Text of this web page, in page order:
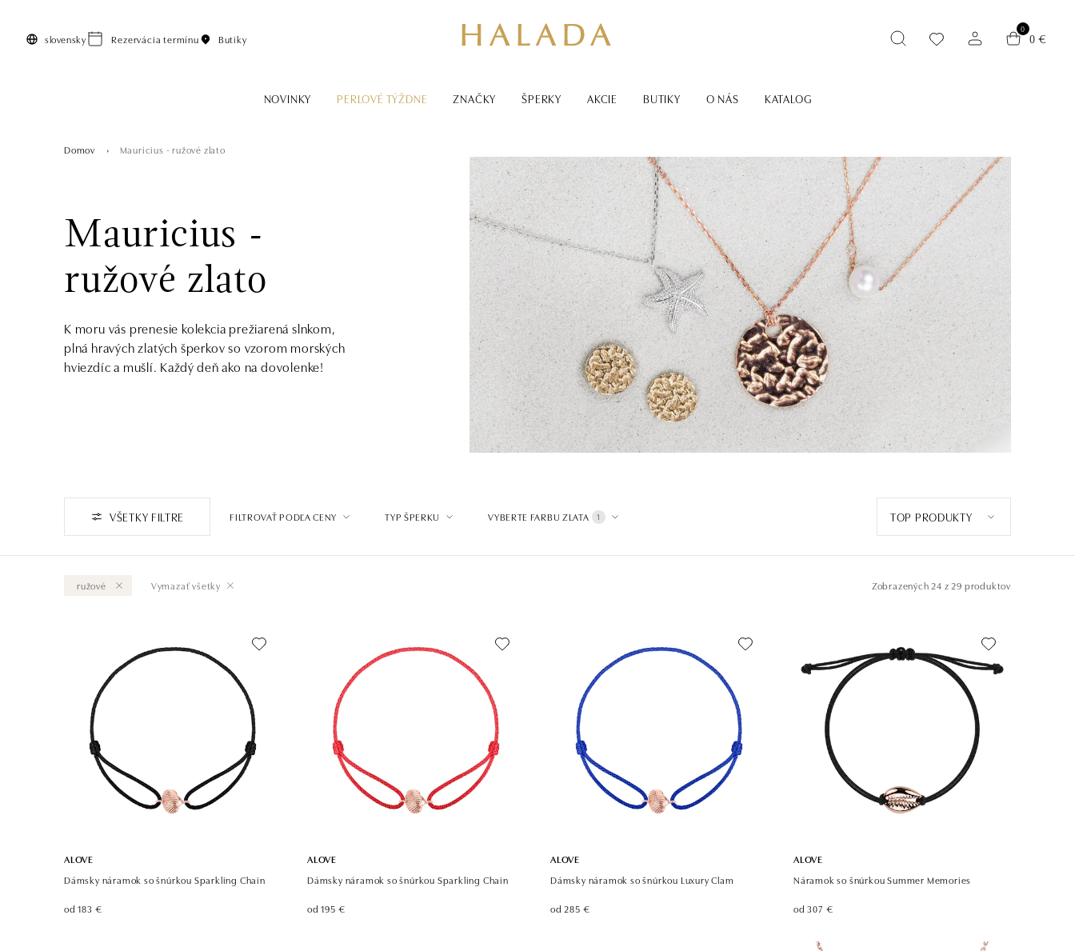
slovensky Rezervácia termínu Butiky
0
0 €
NOVINKY PERLOVÉ TÝŽDNE ZNAČKY ŠPERKY AKCIE BUTIKY O NÁS KATALOG
Domov Mauricius - ružové zlato
Mauricius -
ružové zlato
K moru vás prenesie kolekcia prežiarená slnkom,
plná hravých zlatých šperkov so vzorom morských
hviezdíc a mušlí. Každý deň ako na dovolenke!
VŠETKY FILTRE FILTROVAŤ PODĽA CENY TYP ŠPERKU VYBERTE FARBU ZLATA 1 TOP PRODUKTY
ružové Vymazať všetky Zobrazených24 z 29 produktov
ALOVE
Dámsky náramok so šnúrkou Sparkling Chain
od 183 €
ALOVE
Dámsky náramok so šnúrkou Sparkling Chain
od 195 €
ALOVE
Dámsky náramok so šnúrkou Luxury Clam
od 285 €
ALOVE
Náramok so šnúrkou Summer Memories
od 307 €